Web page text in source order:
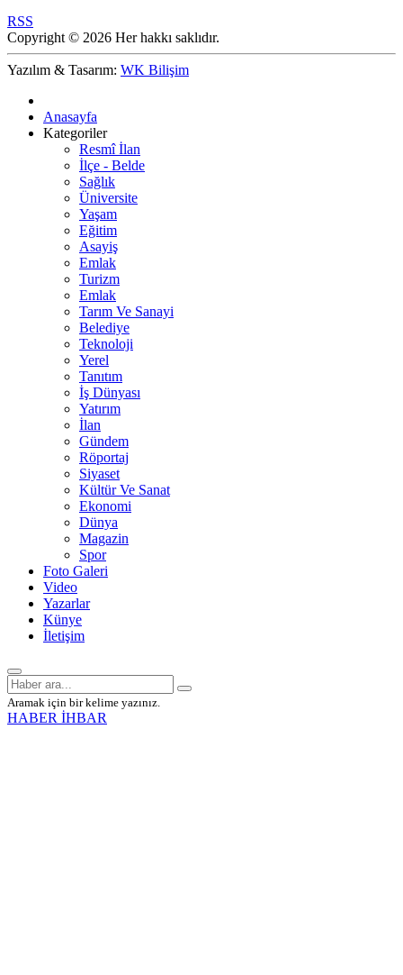
RSS
Copyright © 2026 Her hakkı saklıdır.
Yazılım & Tasarım: WK Bilişim
Anasayfa
Kategoriler
Resmî İlan
İlçe - Belde
Sağlık
Üniversite
Yaşam
Eğitim
Asayiş
Emlak
Turizm
Emlak
Tarım Ve Sanayi
Belediye
Teknoloji
Yerel
Tanıtım
İş Dünyası
Yatırım
İlan
Gündem
Röportaj
Siyaset
Kültür Ve Sanat
Ekonomi
Dünya
Magazin
Spor
Foto Galeri
Video
Yazarlar
Künye
İletişim
Aramak için bir kelime yazınız.
HABER İHBAR